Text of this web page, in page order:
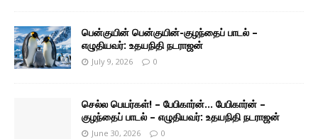
பென்குயின் பென்குயின்-குழந்தைப் பாடல் –
எழுதியவர்: உதயநிதி நடராஜன்
July 9, 2026 0
செல்ல பெயர்கள்! – பேபிகார்ன்… பேபிகார்ன் –
குழந்தைப் பாடல் – எழுதியவர்: உதயநிதி நடராஜன்
June 30, 2026 0